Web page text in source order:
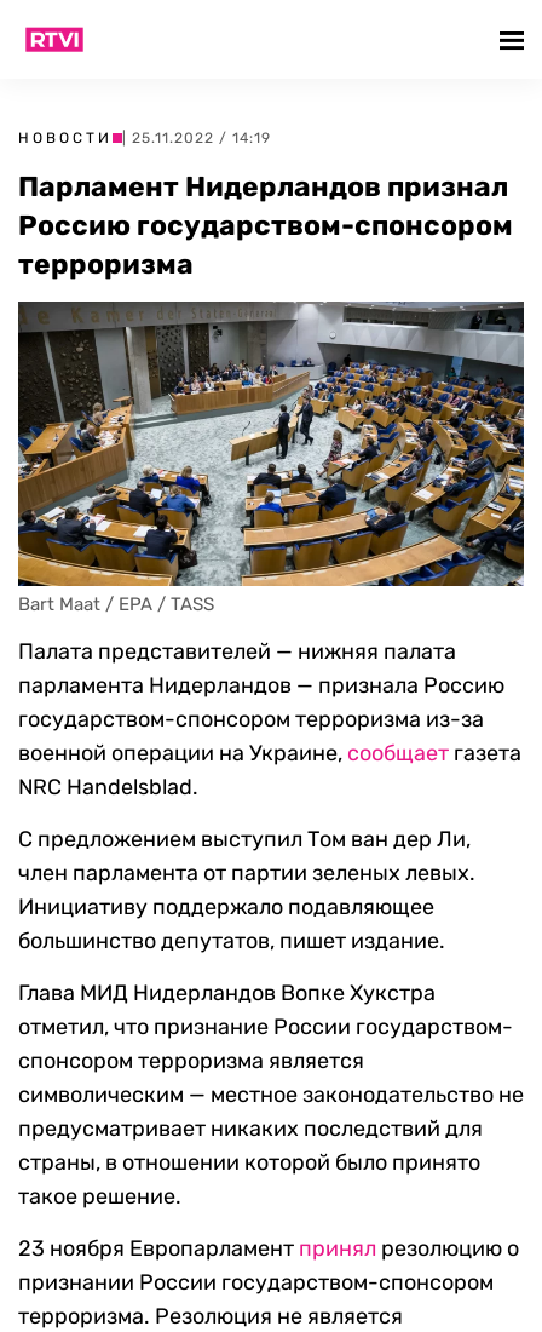
НОВОСТИ | 25.11.2022 / 14:19
Парламент Нидерландов признал
Россию государством-спонсором
терроризма
Bart Maat / EPA / TASS
Палата представителей — нижняя палата
парламента Нидерландов — признала Россию
государством-спонсором терроризма из-за
военной операции на Украине, сообщает газета
NRC Handelsblad.
С предложением выступил Том ван дер Ли,
член парламента от партии зеленых левых.
Инициативу поддержало подавляющее
большинство депутатов, пишет издание.
Глава МИД Нидерландов Вопке Хукстра
отметил, что признание России государством-
спонсором терроризма является
символическим — местное законодательство не
предусматривает никаких последствий для
страны, в отношении которой было принято
такое решение.
23 ноября Европарламент принял резолюцию о
признании России государством-спонсором
терроризма. Резолюция не является